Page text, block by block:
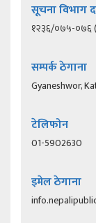
सूचना विभाग
१२३६/०७५-०७६
सम्पर्क ठेगाना
Gyaneshwor,
टेलिफोन
01-5902630
इमेल ठेगाना